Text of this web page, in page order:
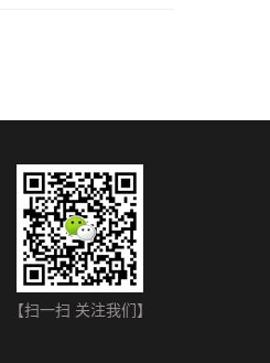
【扫一扫 关注我们】